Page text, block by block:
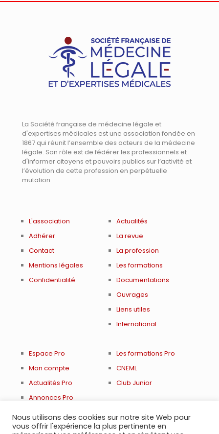
La Société française de médecine légale et
d'expertises médicales est une association fondée en
1867 qui réunit l’ensemble des acteurs de la médecine
légale. Son rôle est de fédérer les professionnels et
d'informer citoyens et pouvoirs publics sur l’activité et
l’évolution de cette profession en perpétuelle
mutation.
L'association
Adhérer
Contact
Mentions légales
Confidentialité
Actualités
La revue
La profession
Les formations
Documentations
Ouvrages
Liens utiles
International
Espace Pro
Mon compte
Actualités Pro
Annonces Pro
Renouveler adhésion
Les formations Pro
CNEML
Club Junior
Nous utilisons des cookies sur notre site Web pour
vous offrir l'expérience la plus pertinente en